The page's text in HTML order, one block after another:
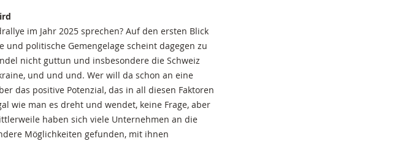
im Jahr 2025 sprechen? Auf den ersten Blick
politische Gemengelage scheint dagegen zu
nicht guttun und insbesondere die Schweiz
und und und. Wer will da schon an eine
das positive Potenzial, das in all diesen Faktoren
wie man es dreht und wendet, keine Frage, aber
haben sich viele Unternehmen an die
Möglichkeiten gefunden, mit ihnen